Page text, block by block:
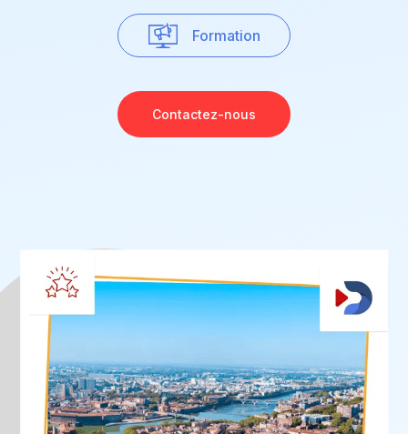
Formation
Contactez-nous